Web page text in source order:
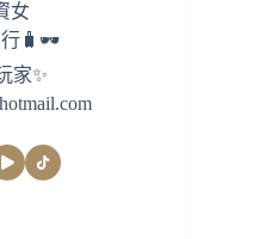
女
行🧳🕶
家✨